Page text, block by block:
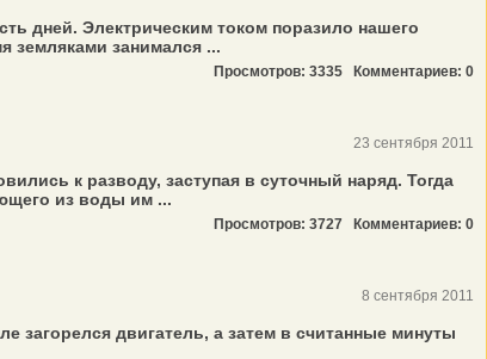
дней. Электрическим током поразило нашего
земляками занимался ...
Просмотров: 3335 Комментариев: 0
23 сентября 2011
к разводу, заступая в суточный наряд. Тогда
из воды им ...
Просмотров: 3727 Комментариев: 0
8 сентября 2011
двигатель, а затем в считанные минуты